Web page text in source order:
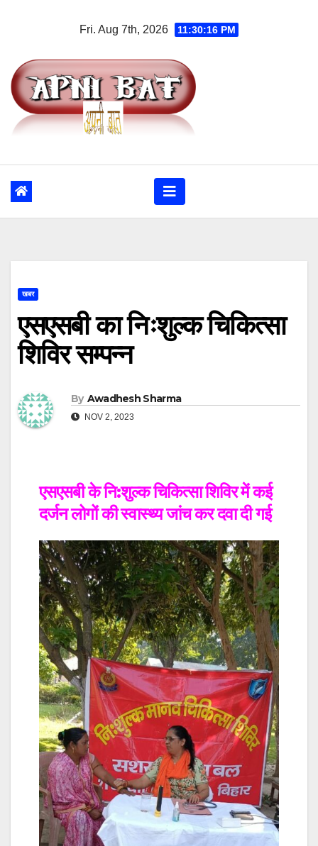
Fri. Aug 7th, 2026 11:30:16 PM
खबर
एसएसबी का निःशुल्क चिकित्सा
शिविर सम्पन्न
By Awadhesh Sharma
NOV 2, 2023
एसएसबी के नि:शुल्क चिकित्सा शिविर में कई
दर्जन लोगों की स्वास्थ्य जांच कर दवा दी गई